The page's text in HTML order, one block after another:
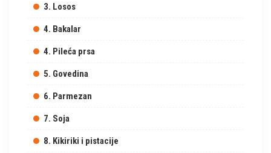
3. Losos
4. Bakalar
4. Pileća prsa
5. Govedina
6. Parmezan
7. Soja
8. Kikiriki i pistacije